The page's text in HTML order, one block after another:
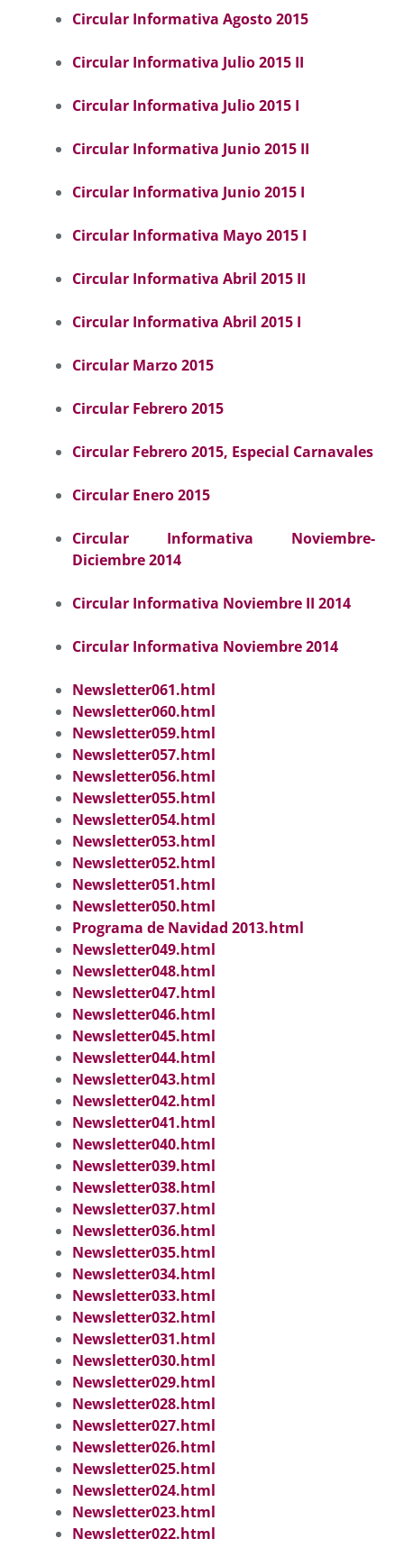
Circular Informativa Agosto 2015
Circular Informativa Julio 2015 II
Circular Informativa Julio 2015 I
Circular Informativa Junio 2015 II
Circular Informativa Junio 2015 I
Circular Informativa Mayo 2015 I
Circular Informativa Abril 2015 II
Circular Informativa Abril 2015 I
Circular Marzo 2015
Circular Febrero 2015
Circular Febrero 2015, Especial Carnavales
Circular Enero 2015
Circular Informativa Noviembre-
Diciembre 2014
Circular Informativa Noviembre II 2014
Circular Informativa Noviembre 2014
Newsletter061.html
Newsletter060.html
Newsletter059.html
Newsletter057.html
Newsletter056.html
Newsletter055.html
Newsletter054.html
Newsletter053.html
Newsletter052.html
Newsletter051.html
Newsletter050.html
Programa de Navidad 2013.html
Newsletter049.html
Newsletter048.html
Newsletter047.html
Newsletter046.html
Newsletter045.html
Newsletter044.html
Newsletter043.html
Newsletter042.html
Newsletter041.html
Newsletter040.html
Newsletter039.html
Newsletter038.html
Newsletter037.html
Newsletter036.html
Newsletter035.html
Newsletter034.html
Newsletter033.html
Newsletter032.html
Newsletter031.html
Newsletter030.html
Newsletter029.html
Newsletter028.html
Newsletter027.html
Newsletter026.html
Newsletter025.html
Newsletter024.html
Newsletter023.html
Newsletter022.html